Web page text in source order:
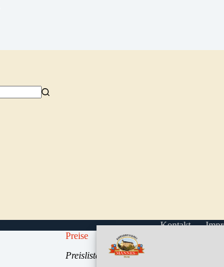
Kontakt
Preise
Preisliste auf Anfrage